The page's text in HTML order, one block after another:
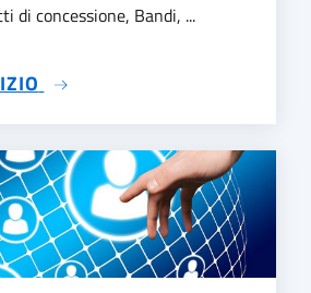
di concessione, Bandi, ...
SU TRASPARENZA